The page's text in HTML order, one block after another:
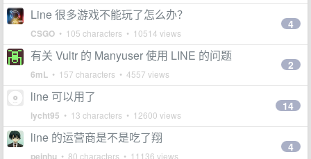
Line 很多游戏不能玩了怎么办？
CSGO • 105 characters • 10514 views
4
有关 Vultr 的 Manyuser 使用 LINE 的问题
6mL • 157 characters • 4557 views
2
line 可以用了
lycht95 • 13 characters • 12600 views
14
line 的运营商是不是吃了翔
peinhu • 80 characters • 11136 views
4